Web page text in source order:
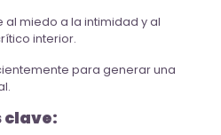
al miedo a la intimidad y al
interior.
para generar una
clave: